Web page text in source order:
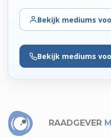
Bekijk mediums
Bekijk mediums
RAADGEVER